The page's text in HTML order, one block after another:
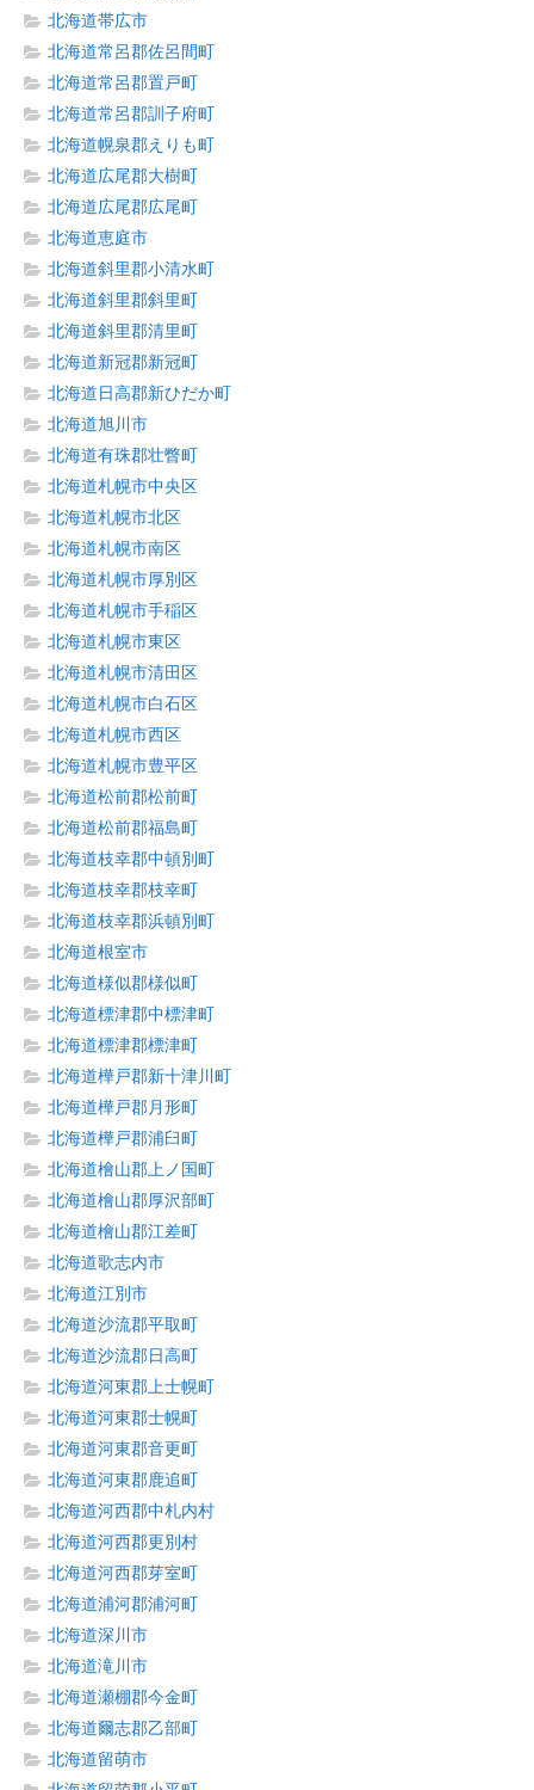
北海道帯広市
北海道常呂郡佐呂間町
北海道常呂郡置戸町
北海道常呂郡訓子府町
北海道幌泉郡えりも町
北海道広尾郡大樹町
北海道広尾郡広尾町
北海道恵庭市
北海道斜里郡小清水町
北海道斜里郡斜里町
北海道斜里郡清里町
北海道新冠郡新冠町
北海道日高郡新ひだか町
北海道旭川市
北海道有珠郡壮瞥町
北海道札幌市中央区
北海道札幌市北区
北海道札幌市南区
北海道札幌市厚別区
北海道札幌市手稲区
北海道札幌市東区
北海道札幌市清田区
北海道札幌市白石区
北海道札幌市西区
北海道札幌市豊平区
北海道松前郡松前町
北海道松前郡福島町
北海道枝幸郡中頓別町
北海道枝幸郡枝幸町
北海道枝幸郡浜頓別町
北海道根室市
北海道様似郡様似町
北海道標津郡中標津町
北海道標津郡標津町
北海道樺戸郡新十津川町
北海道樺戸郡月形町
北海道樺戸郡浦臼町
北海道檜山郡上ノ国町
北海道檜山郡厚沢部町
北海道檜山郡江差町
北海道歌志内市
北海道江別市
北海道沙流郡平取町
北海道沙流郡日高町
北海道河東郡上士幌町
北海道河東郡士幌町
北海道河東郡音更町
北海道河東郡鹿追町
北海道河西郡中札内村
北海道河西郡更別村
北海道河西郡芽室町
北海道浦河郡浦河町
北海道深川市
北海道滝川市
北海道瀬棚郡今金町
北海道爾志郡乙部町
北海道留萌市